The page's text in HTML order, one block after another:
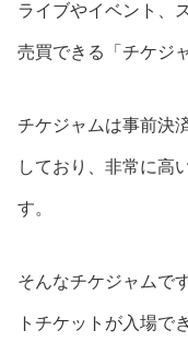
ライブやイベント、
売買できる「チケジ
チケジャムは事前決
しており、非常に高
す。
そんなチケジャムで
トチケットが入場で